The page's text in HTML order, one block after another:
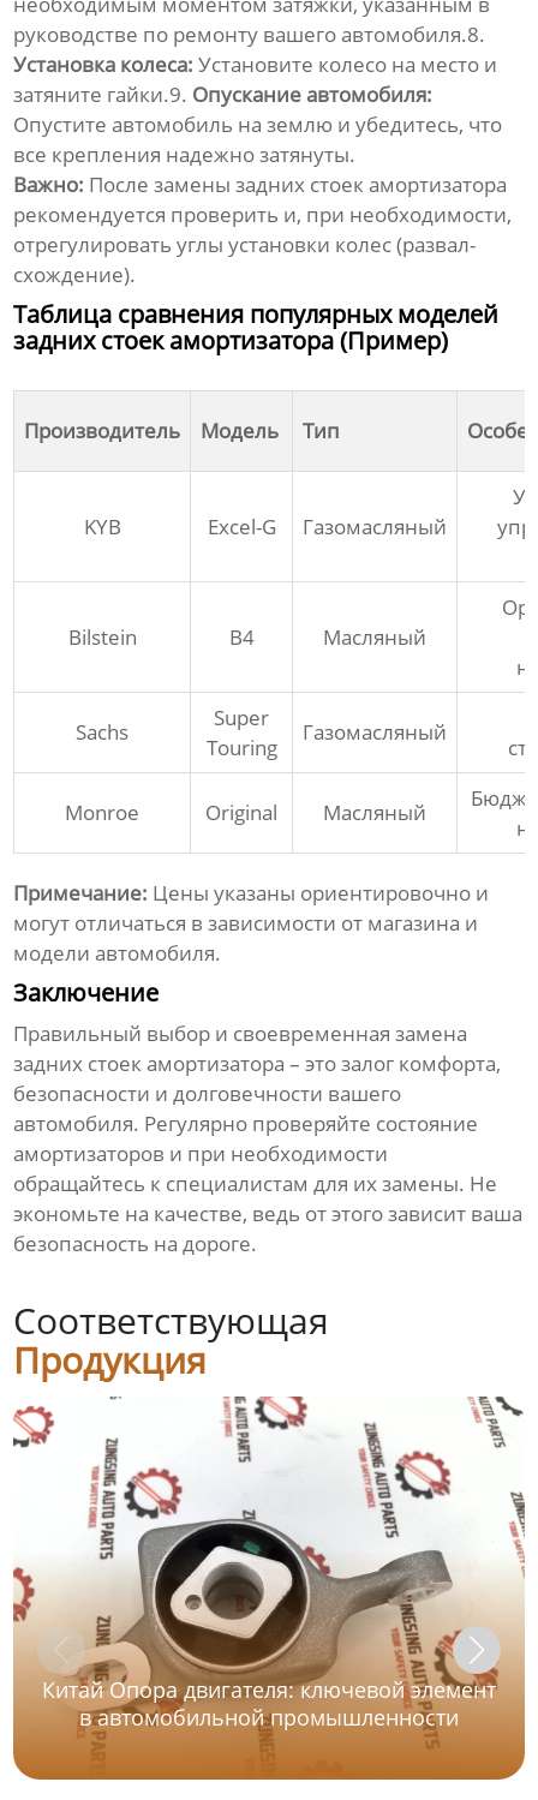
руководстве по ремонту вашего автомобиля.8.
Установка колеса: Установите колесо на место и
затяните гайки.9. Опускание автомобиля:
Опустите автомобиль на землю и убедитесь, что
все крепления надежно затянуты.
Важно: После заменызадних стоек амортизатора
рекомендуется проверить и, при необходимости,
отрегулировать углы установки колес (развал-
схождение).
Таблица сравнения популярных моделей
задних стоек амортизатора (Пример)
Производитель Модель Тип
KYB Excel-G Газомасляный
Bilstein B4 Масляный
Sachs
Super
Touring
Газомасляный
Monroe Original Масляный
Примечание: Цены указаны ориентировочно и
могут отличаться в зависимости от магазина и
модели автомобиля.
Заключение
Правильный выбор и своевременная замена
задних стоек амортизатора – это залог комфорта,
безопасности и долговечности вашего
автомобиля. Регулярно проверяйте состояние
амортизаторов и при необходимости
обращайтесь к специалистам для их замены. Не
экономьте на качестве, ведь от этого зависит ваша
безопасность на дороге.
Соответствующая
Продукция
Китай Опора двигателя: ключевой элемент
в автомобильной промышленности